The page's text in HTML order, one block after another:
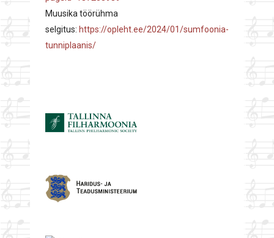
Muusika töörühma
selgitus: https://opleht.ee/2024/01/sumfoonia-
tunniplaanis/